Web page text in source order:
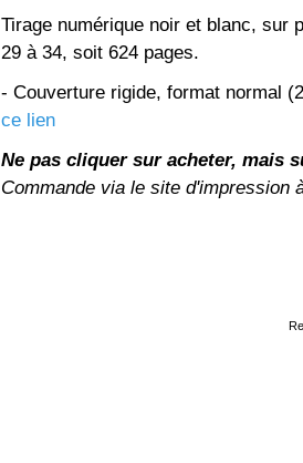
Tirage numérique noir et blanc, sur
29 à 34, soit 624 pages.
- Couverture rigide, format normal
ce lien
Ne pas cliquer sur acheter, mais
Commande via le site d'impression